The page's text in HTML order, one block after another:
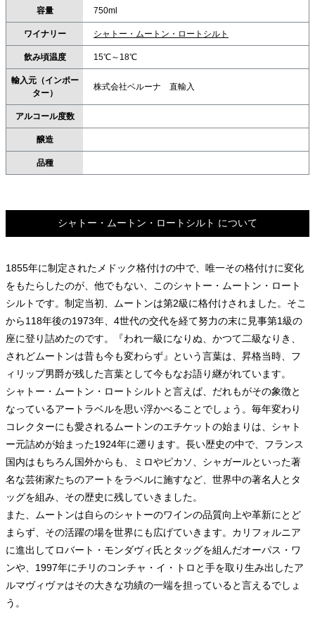
容量 750ml
ワイナリー シャトー・ムートン・ロートシルト
飲み頃温度 15℃～18℃
輸入元（インポー
ター）
株式会社ベルーナ 直輸入
アルコール度数
醸造
品種
シャトー・ムートン・ロートシルト について
1855年に制定されたメドック格付けの中で、唯一その格付けに変化
をもたらしたのが、他でもない、このシャトー・ムートン・ロート
シルトです。制定当初、ムートンは第2級に格付けされました。そこ
から118年後の1973年、4世代の交代を経て努力の末に見事第1級の
座に登り詰めたのです。『われ一級になりぬ、かつて二級なりき、
されどムートンは昔も今も変わらず』という言葉は、昇格当時、フ
ィリップ男爵が残した言葉として今もなお語り継がれています。
シャトー・ムートン・ロートシルトと言えば、だれもがその象徴と
なっているアートラベルを思い浮かべることでしょう。毎年変わり
コレクターにも愛されるムートンのエチケットの始まりは、シャト
ー元詰めが始まった1924年に遡ります。長い歴史の中で、フランス
国内はもちろん国外からも、ミロやピカソ、シャガールといった著
名な芸術家たちのアートをラベルに施すなど、世界中の著名人とタ
ッグを組み、その歴史に残していきました。
また、ムートンは自らのシャトーのワインの品質向上や革新にとど
まらず、その活躍の場を世界にも広げていきます。カリフォルニア
に進出してロバート・モンダヴィ氏とタッグを組んだオーパス・ワ
ンや、1997年にチリのコンチャ・イ・トロと手を取り生み出したア
ルマヴィヴァはその大きな功績の一端を担っていると言えるでしょ
う。